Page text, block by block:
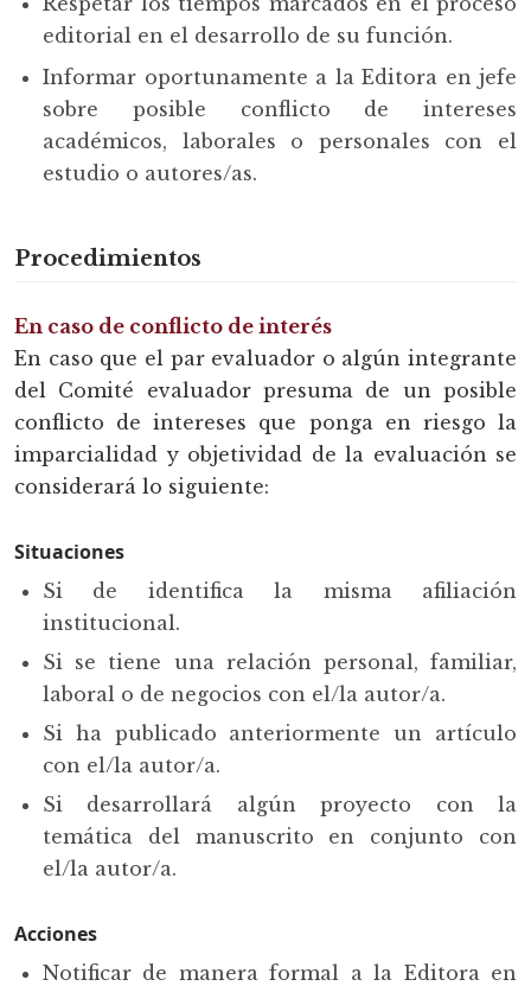
editorial en el desarrollo de su función.
Informar oportunamente a la Editora en jefe
sobre posible conflicto de intereses
académicos, laborales o personales con el
estudio o autores/as.
Procedimientos
En caso de conflicto de interés
En caso que el par evaluador o algún integrante
del Comité evaluador presuma de un posible
conflicto de intereses que ponga en riesgo la
imparcialidad y objetividad de la evaluación se
considerará lo siguiente:
Situaciones
Si de identifica la misma afiliación
institucional.
Si se tiene una relación personal, familiar,
laboral o de negocios con el/la autor/a.
Si ha publicado anteriormente un artículo
con el/la autor/a.
Si desarrollará algún proyecto con la
temática del manuscrito en conjunto con
el/la autor/a.
Acciones
Notificar de manera formal a la Editora en